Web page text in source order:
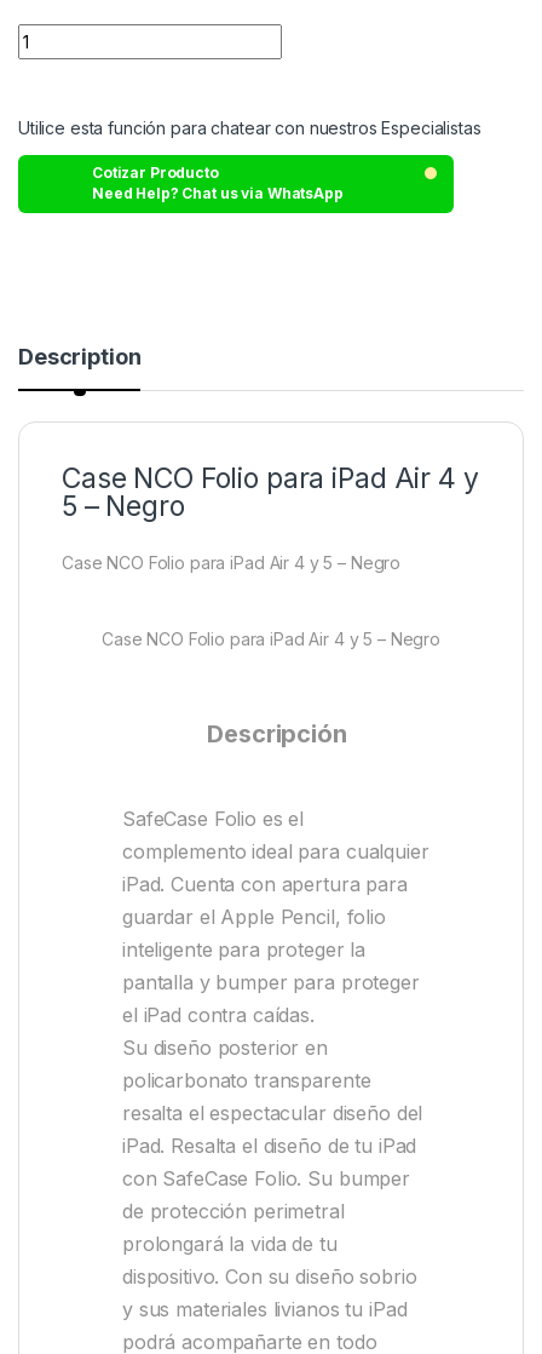
Utilice esta función para chatear con nuestros Especialistas
Cotizar Producto
Need Help? Chat us via WhatsApp
Description
Case NCO Folio para iPad Air 4 y
5 – Negro
Case NCO Folio para iPad Air 4 y 5 – Negro
Case NCO Folio para iPad Air 4 y 5 – Negro
Descripción
SafeCase Folio es el
complemento ideal para cualquier
iPad. Cuenta con apertura para
guardar el Apple Pencil, folio
inteligente para proteger la
pantalla y bumper para proteger
el iPad contra caídas.
Su diseño posterior en
policarbonato transparente
resalta el espectacular diseño del
iPad. Resalta el diseño de tu iPad
con SafeCase Folio. Su bumper
de protección perimetral
prolongará la vida de tu
dispositivo. Con su diseño sobrio
y sus materiales livianos tu iPad
podrá acompañarte en todo